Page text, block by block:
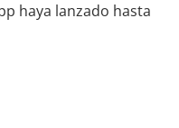
haya lanzado hasta